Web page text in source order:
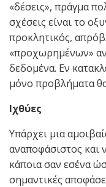
«δέσεις», πράγμα
σχέσεις είναι το
προκλητικός,
«προχωρημένων»
δεδομένα. Εν
μόνο προβλήματα
Ιχθύες
Υπάρχει μια
αναποφάσιστος και
κάποια σαν εσένα
σημαντικές